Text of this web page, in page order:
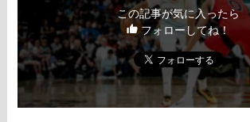
この記事が気に入ったら
フォローしてね！